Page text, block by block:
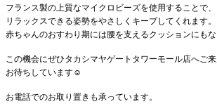
フランス製の上質なマイクロビーズを使用することで
リラックスできる姿勢をやさしくキープしてくれます。
赤ちゃんのおすわり期には腰を支えるクッションにもな
この機会にぜひタカシマヤゲートタワーモール店へご来
お待ちしています☺
お電話でのお取り置きも承っています。